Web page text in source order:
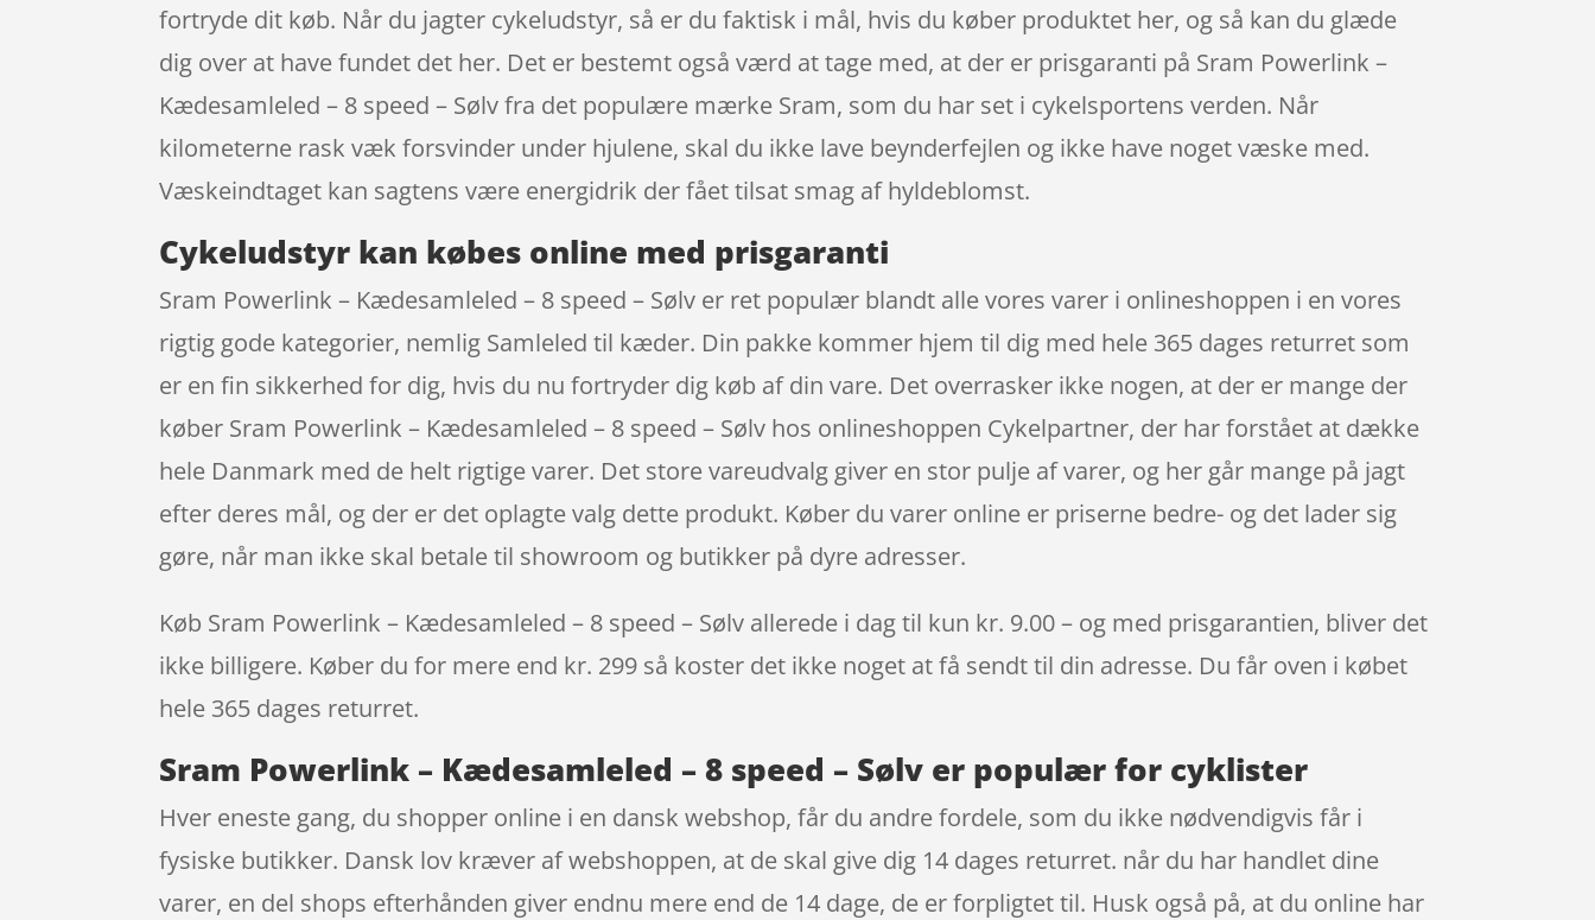
fortryde dit køb. Når du jagter cykeludstyr, så er du faktisk i mål, hvis du køber produktet her, og så kan du glæde
dig over at have fundet det her. Det er bestemt også værd at tage med, at der er prisgaranti på Sram Powerlink –
Kædesamleled – 8 speed – Sølv fra det populære mærke Sram, som du har set i cykelsportens verden. Når
kilometerne rask væk forsvinder under hjulene, skal du ikke lave beynderfejlen og ikke have noget væske med.
Væskeindtaget kan sagtens være energidrik der fået tilsat smag af hyldeblomst.
Cykeludstyr kan købes online med prisgaranti
Sram Powerlink – Kædesamleled – 8 speed – Sølv er ret populær blandt alle vores varer i onlineshoppen i en vores
rigtig gode kategorier, nemlig Samleled til kæder. Din pakke kommer hjem til dig med hele 365 dages returret som
er en fin sikkerhed for dig, hvis du nu fortryder dig køb af din vare. Det overrasker ikke nogen, at der er mange der
køber Sram Powerlink – Kædesamleled – 8 speed – Sølv hos onlineshoppen Cykelpartner, der har forstået at dække
hele Danmark med de helt rigtige varer. Det store vareudvalg giver en stor pulje af varer, og her går mange på jagt
efter deres mål, og der er det oplagte valg dette produkt. Køber du varer online er priserne bedre- og det lader sig
gøre, når man ikke skal betale til showroom og butikker på dyre adresser.
Køb Sram Powerlink – Kædesamleled – 8 speed – Sølv allerede i dag til kun kr. 9.00 – og med prisgarantien, bliver det
ikke billigere. Køber du for mere end kr. 299 så koster det ikke noget at få sendt til din adresse. Du får oven i købet
hele 365 dages returret.
Sram Powerlink – Kædesamleled – 8 speed – Sølv er populær for cyklister
Hver eneste gang, du shopper online i en dansk webshop, får du andre fordele, som du ikke nødvendigvis får i
fysiske butikker. Dansk lov kræver af webshoppen, at de skal give dig 14 dages returret. når du har handlet dine
varer, en del shops efterhånden giver endnu mere end de 14 dage, de er forpligtet til. Husk også på, at du online har